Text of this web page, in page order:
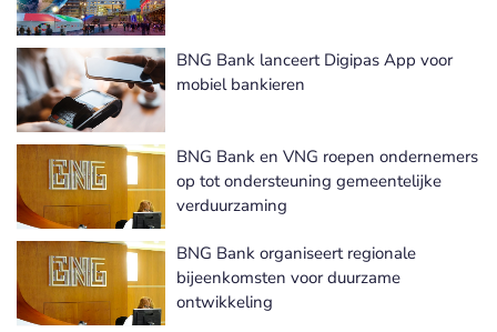
BNG Bank lanceert Digipas App voor
mobiel bankieren
BNG Bank en VNG roepen ondernemers
op tot ondersteuning gemeentelijke
verduurzaming
BNG Bank organiseert regionale
bijeenkomsten voor duurzame
ontwikkeling